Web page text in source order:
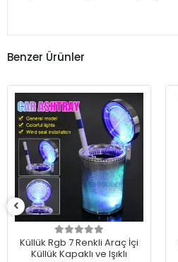
Benzer Ürünler
Küllük Rgb 7 Renkli Araç İçi
Küllük Kapaklı ve Işıklı